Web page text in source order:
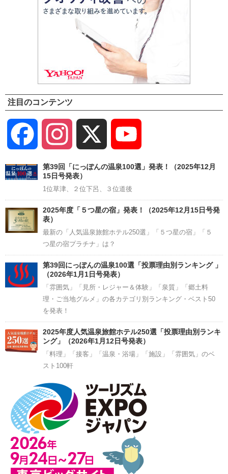
注目のコンテンツ
Facebook Instagram
Channel
第39回「にっぽんの温泉100選」発表！（2025年12月
15日号発表）
1位草津、２位下呂、３位道後
2025年度「５つ星の宿」発表！（2025年12月15日号発
表）
最新の「人気温泉旅館ホテル250選」「５つ星の宿」「５
つ星の宿プラチナ」は？
第39回にっぽんの温泉100選「投票理由別ランキング 」
（2026年1月1日号発表）
「雰囲気」「見所・レジャー＆体験」「泉質」「郷土料
理・ご当地グルメ」の各カテゴリ別ランキング・ベスト50
を発表！
2025年度人気温泉旅館ホテル250選「投票理由別ランキ
ング」（2026年1月12日号発表）
「料理」「接客」「温泉・浴場」「施設」「雰囲気」のベ
スト100軒